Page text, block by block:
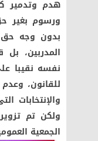
هدم وتدمير
ورسوم بغير
بدون وجه
المدربين، بل
نفسه نقيبا
للقانون،
والإنتخابات
ولكن تم
الجمعية